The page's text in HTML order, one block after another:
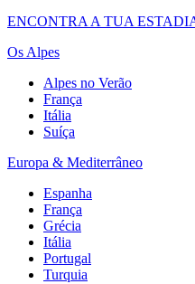
ENCONTRA A TUA
Os Alpes
Alpes no Verão
França
Itália
Suíça
Europa & Mediterrâneo
Espanha
França
Grécia
Itália
Portugal
Turquia